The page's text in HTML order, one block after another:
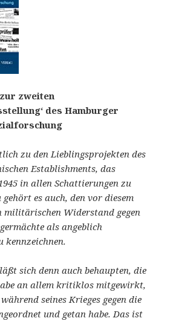
zweiten
des Hamburger
zu den Lieblingsprojekten des
Establishments, das
in allen Schattierungen zu
es auch, den vor diesem
militärischen Widerstand gegen
als angeblich
kennzeichnen.
sich denn auch behaupten, die
an allem kritiklos mitgewirkt,
seines Krieges gegen die
und getan habe. Das ist